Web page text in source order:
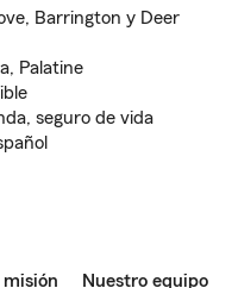
Barrington y Deer
Palatine
seguro de vida
misión Nuestro equipo